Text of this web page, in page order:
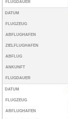
FLUGDAUER
DATUM
FLUGZEUG
ABFLUGHAFEN
ZIELFLUGHAFEN
ABFLUG
ANKUNFT
FLUGDAUER
DATUM
FLUGZEUG
ABFLUGHAFEN